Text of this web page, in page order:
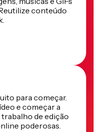
conteúdo
para começar.
e começar a
de edição
poderosas.